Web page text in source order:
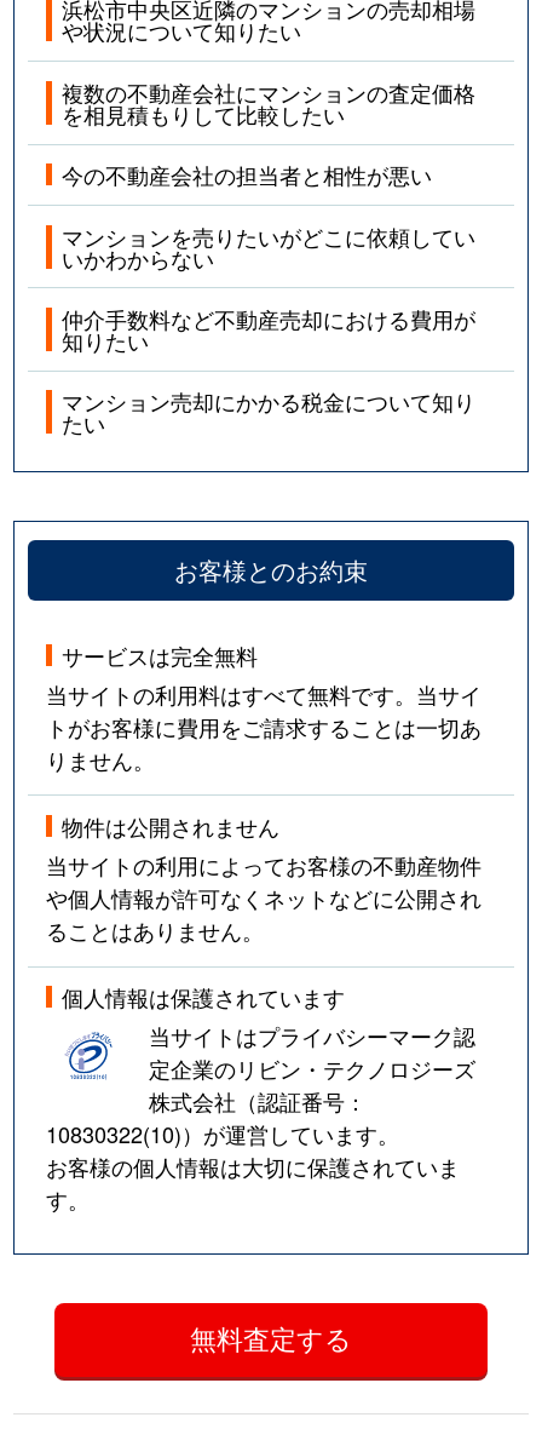
浜松市中央区近隣のマンションの売却相場
や状況について知りたい
複数の不動産会社にマンションの査定価格
を相見積もりして比較したい
今の不動産会社の担当者と相性が悪い
マンションを売りたいがどこに依頼してい
いかわからない
仲介手数料など不動産売却における費用が
知りたい
マンション売却にかかる税金について知り
たい
お客様とのお約束
サービスは完全無料
当サイトの利用料はすべて無料です。当サイ
トがお客様に費用をご請求することは一切あ
りません。
物件は公開されません
当サイトの利用によってお客様の不動産物件
や個人情報が許可なくネットなどに公開され
ることはありません。
個人情報は保護されています
当サイトはプライバシーマーク認
定企業のリビン・テクノロジーズ
株式会社（認証番号：
10830322(10)）が運営しています。
お客様の個人情報は大切に保護されていま
す。